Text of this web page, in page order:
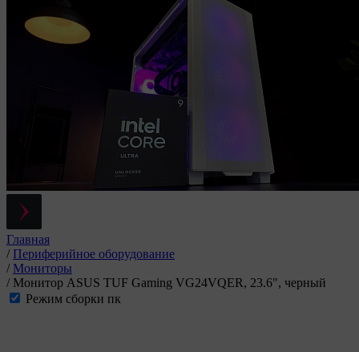
Главная
/ Периферийное оборудование
/ Мониторы
/ Монитор ASUS TUF Gaming VG24VQER, 23.6", черный
Режим сборки пк